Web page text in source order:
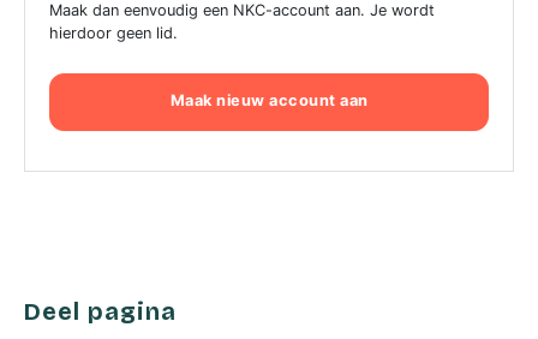
Maak dan eenvoudig een NKC-account aan. Je wordt
hierdoor geen lid.
Maak nieuw account aan
Deel pagina